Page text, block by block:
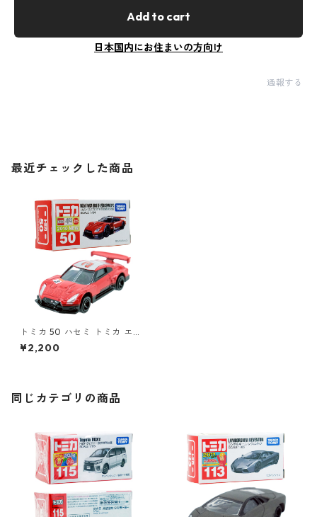
Add to cart
日本国内にお住まいの方向け
通報する
最近チェックした商品
トミカ 50 ハセミ トミカ エブ
ロ GT-R 2009 セパン仕様 #1
0333852
¥2,200
同じカテゴリの商品